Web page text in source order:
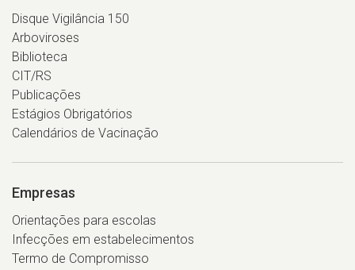
Disque Vigilância 150
Arboviroses
Biblioteca
CIT/RS
Publicações
Estágios Obrigatórios
Calendários de Vacinação
Empresas
Orientações para escolas
Infecções em estabelecimentos
Termo de Compromisso